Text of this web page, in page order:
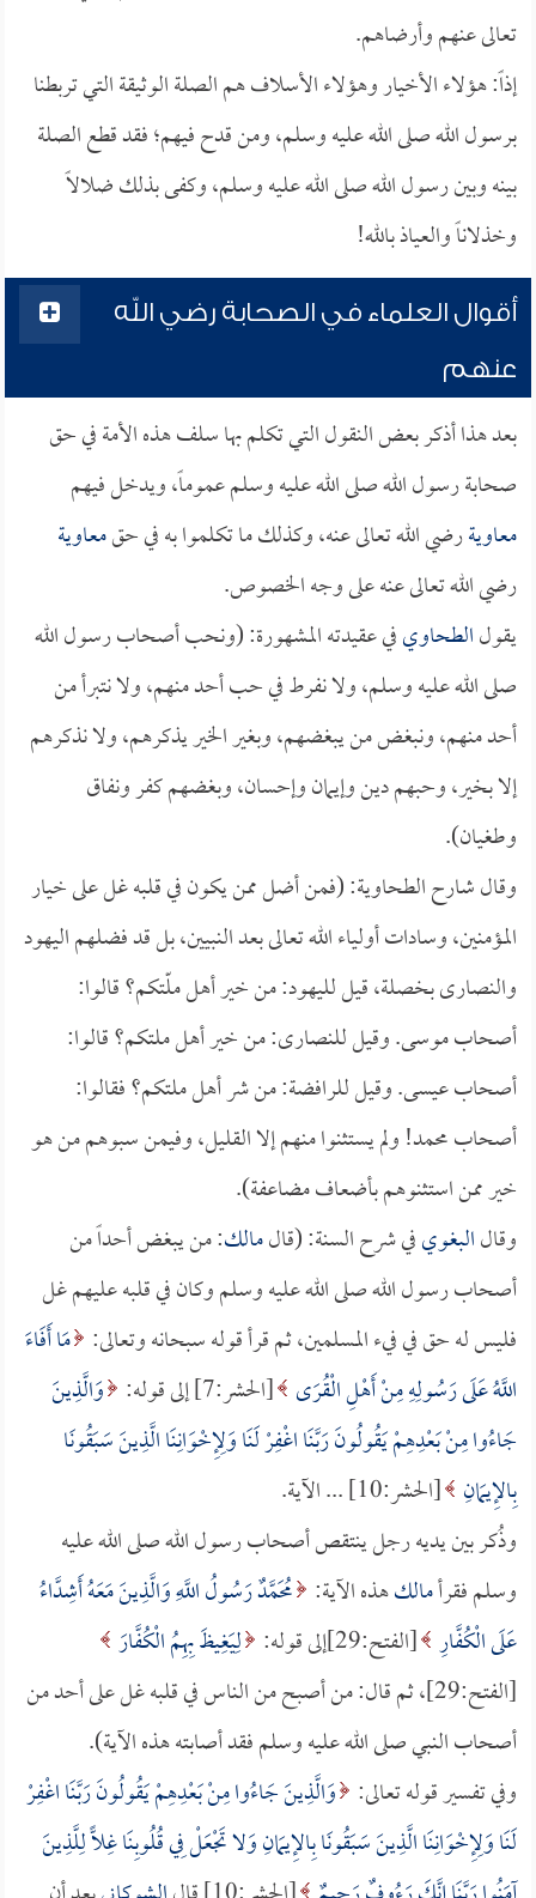
تعالى عنهم وأرضاهم.
إذاً: هؤلاء الأخيار وهؤلاء الأسلاف هم الصلة الوثيقة التي تربطنا
برسول الله صلى الله عليه وسلم، ومن قدح فيهم؛ فقد قطع الصلة
بينه وبين رسول الله صلى الله عليه وسلم، وكفى بذلك ضلالاً
وخذلاناً والعياذ بالله!
أقوال العلماء في الصحابة رضي الله
عنهم
بعد هذا أذكر بعض النقول التي تكلم بها سلف هذه الأمة في حق
صحابة رسول الله صلى الله عليه وسلم عموماً، ويدخل فيهم
معاويةرضي الله تعالى عنه، وكذلك ما تكلموا به في حقمعاوية
رضي الله تعالى عنه على وجه الخصوص.
يقولالطحاويفي عقيدته المشهورة: (ونحب أصحاب رسول الله
صلى الله عليه وسلم، ولا نفرط في حب أحد منهم، ولا نتبرأ من
أحد منهم، ونبغض من يبغضهم، وبغير الخير يذكرهم، ولا نذكرهم
إلا بخير، وحبهم دين وإيمان وإحسان، وبغضهم كفر ونفاق
وطغيان).
وقال شارح الطحاوية: (فمن أضل ممن يكون في قلبه غل على خيار
المؤمنين، وسادات أولياء الله تعالى بعد النبيين، بل قد فضلهم اليهود
والنصارى بخصلة، قيل لليهود: من خير أهل ملّتكم؟ قالوا:
أصحاب موسى. وقيل للنصارى: من خير أهل ملتكم؟ قالوا:
أصحاب عيسى. وقيل للرافضة: من شر أهل ملتكم؟ فقالوا:
أصحاب محمد! ولم يستثنوا منهم إلا القليل، وفيمن سبوهم من هو
خير ممن استثنوهم بأضعاف مضاعفة).
وقالالبغويفي شرح السنة: (قالمالك: من يبغض أحداً من
أصحاب رسول الله صلى الله عليه وسلم وكان في قلبه عليهم غل
فليس له حق في فيء المسلمين، ثم قرأ قوله سبحانه وتعالى: مَا أَفَاءَ
اللَّهُ عَلَى رَسُولِهِ مِنْ أَهْلِ الْقُرَى [الحشر:7] إلى قوله:
وَالَّذِينَ
جَاءُوا مِنْ بَعْدِهِمْ يَقُولُونَ رَبَّنَا اغْفِرْ لَنَا وَلِإِخْوَانِنَا الَّذِينَ سَبَقُونَا
بِالإِيمَانِ [الحشر:10] ... الآية.
وذُكر بين يديه رجل ينتقص أصحاب رسول الله صلى الله عليه
وسلم فقرأمالكهذه الآية: مُحَمَّدٌ رَسُولُ اللَّهِ وَالَّذِينَ مَعَهُ أَشِدَّاءُ
عَلَى الْكُفَّارِ [الفتح:29]إلى قوله:
لِيَغِيظَ بِهِمُ الْكُفَّارَ
[الفتح:29]، ثم قال: من أصبح من الناس في قلبه غل على أحد من
أصحاب النبي صلى الله عليه وسلم فقد أصابته هذه الآية).
وفي تفسير قوله تعالى: وَالَّذِينَ جَاءُوا مِنْ بَعْدِهِمْ يَقُولُونَ رَبَّنَا اغْفِرْ
لَنَا وَلِإِخْوَانِنَا الَّذِينَ سَبَقُونَا بِالإِيمَانِ وَلا تَجْعَلْ فِي قُلُوبِنَا غِلًّا لِلَّذِينَ